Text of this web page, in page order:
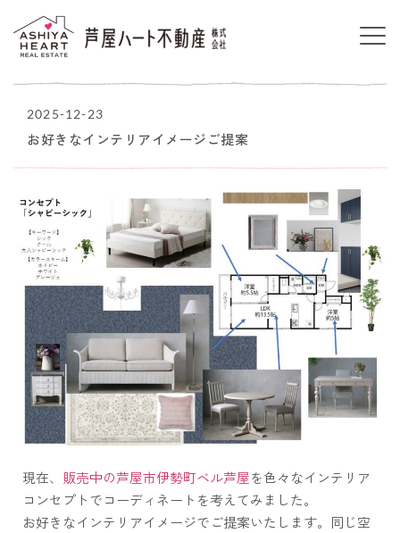
2025-12-23
お好きなインテリアイメージご提案
現在、 販売中の芦屋市伊勢町ベル芦屋を色々なインテリア
コンセプトでコーディネートを考えてみました。
お好きなインテリアイメージでご提案いたします。同じ空